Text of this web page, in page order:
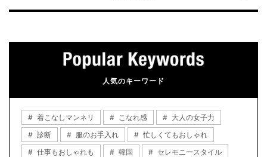
人気のキーワード
着こなしマンネリ こなれ感
大人の女子力
診断
服のお手入れ
忙しくてもおしゃれ
仕事もおしゃれも
韓国
セレモニースタイル